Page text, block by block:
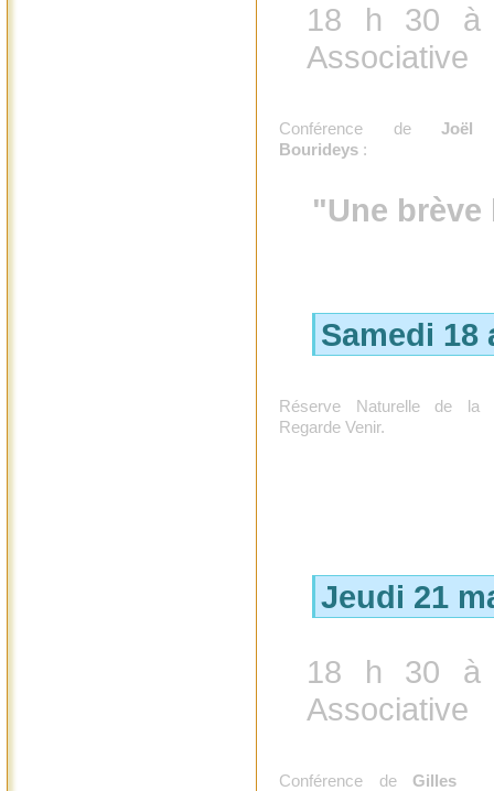
18 h 30 à
Associative
Conférence de Joël
Bourideys :
"Une
Samedi 18
Réserve Naturelle de la
Regarde Venir.
Jeudi 21
18 h 30 à
Associative
Conférence de Gilles